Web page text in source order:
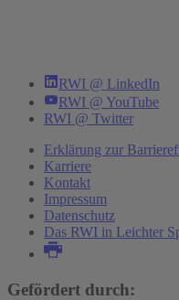
RWI @ LinkedIn
RWI @ YouTube
RWI @ Twitter
Erklärung zur
Karriere
Kontakt
Impressum
Datenschutz
Das RWI in Leichter
Gefördert durch: